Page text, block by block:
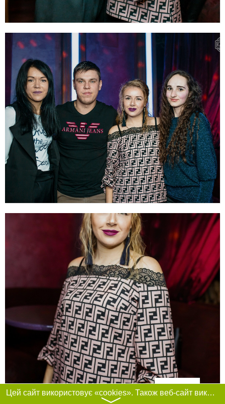
Фільтри
Цей сайт використовує «cookies». Також веб-сайт використовує інтернет-сервіс для збору технічних даних стосовно відвідувачів з метою отримання маркетингової та статистичної інформації. Умови обробки даних відвідувачів сайту див.
〉